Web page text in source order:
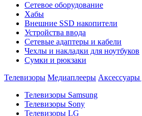
Сетевое оборудование
Хабы
Внешние SSD накопители
Устройства ввода
Сетевые адаптеры и кабели
Чехлы и накладки для ноутбуков
Сумки и рюкзаки
Телевизоры Медиаплееры Аксессуары
Телевизоры Samsung
Телевизоры Sony
Телевизоры LG